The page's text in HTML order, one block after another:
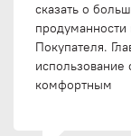
сказать о
продуманности
Покупателя.
комфортным